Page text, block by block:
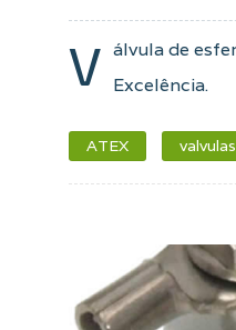
V álvula de
Excelência.
ATEX valvulas